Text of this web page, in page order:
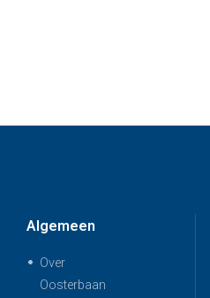
Algemeen
Over
Oosterbaan